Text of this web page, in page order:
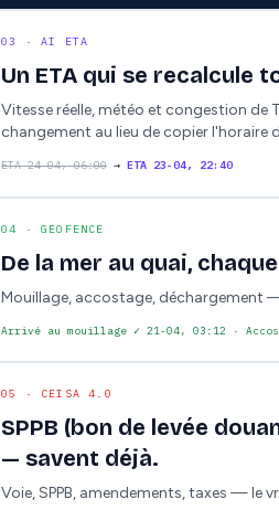
03 · AI ETA
Un ETA qui se recalcule
Vitesse réelle, météo et congestion
changement au lieu de copier l'horaire
ETA 24-04, 06:00 → ETA 23-04, 22:40
04 · GEOFENCE
De la mer au quai,
Mouillage, accostage, déchargement
Arrivé au mouillage ✓ 21-04, 03:12 ·
05 · CEISA 4.0
SPPB (bon de levée
— savent déjà.
Voie, SPPB, amendements, taxes — le